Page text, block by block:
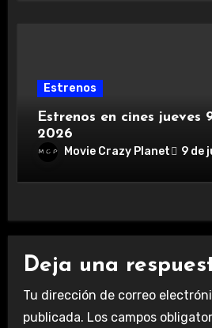
Estrenos
Estrenos en cines jueves
2026
Movie Crazy Planet 9 de
Deja una
Tu dirección de correo
publicada. Los campos